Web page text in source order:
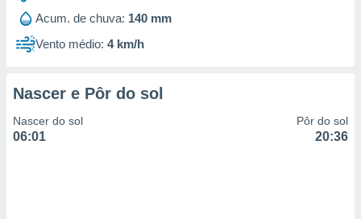
Acum. de chuva: 140 mm
Vento médio: 4 km/h
Nascer e Pôr do sol
Nascer do sol
06:01
Pôr do sol
20:36